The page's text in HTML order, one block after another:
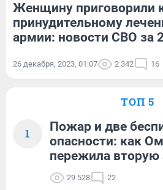
Женщину приговорили
принудительному
армии: новости СВО за
26 декабря, 2023, 01:07 2 342 16
ТОП 5
1
Пожар и две
опасности: как
пережила
29 528 22